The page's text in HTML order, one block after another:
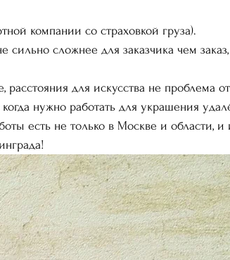
компании со страховкой груза).
сложнее для заказчика чем
для искусства не проблема
нужно работать для украшения
есть не только в Москве и области,